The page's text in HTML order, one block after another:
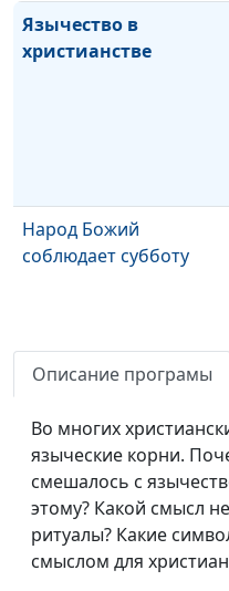
Язычество в
христианстве
Народ Божий
соблюдает субботу
Тело как храм Святого
Духа
Описание програмы
Во многих
языческие корни.
смешалось с
этому? Какой смысл
ритуалы? Какие
смыслом для